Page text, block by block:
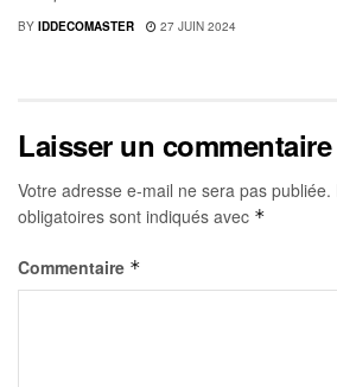
BY IDDECOMASTER 27 JUIN 2024
Laisser un commentaire
Votre adresse e-mail ne sera pas publiée.
obligatoires sont indiqués avec *
Commentaire *